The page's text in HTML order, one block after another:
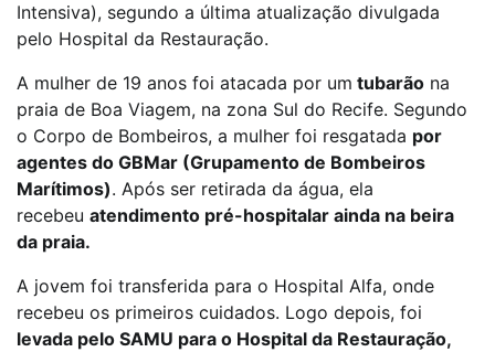
Intensiva), segundo a última atualização divulgada
pelo Hospital da Restauração.
A mulher de 19 anos foi atacada por um tubarão na
praia de Boa Viagem, na zona Sul do Recife. Segundo
o Corpo de Bombeiros, a mulher foi resgatada por
agentes do GBMar (Grupamento de Bombeiros
Marítimos). Após ser retirada da água, ela
recebeu atendimento pré-hospitalar ainda na beira
da praia.
A jovem foi transferida para o Hospital Alfa, onde
recebeu os primeiros cuidados. Logo depois, foi
levada pelo SAMU para o Hospital da Restauração,